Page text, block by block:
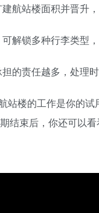
航站楼面积并晋升
可解锁多种行李类型
的责任越多，处理
站楼的工作是你的
结束后，你还可以